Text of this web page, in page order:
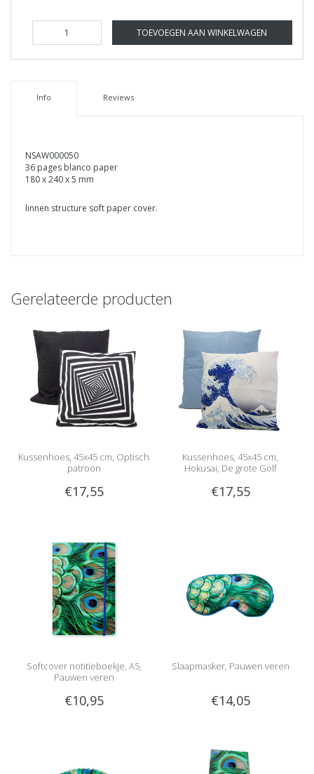
TOEVOEGEN AAN WINKELWAGEN
Info Reviews
NSAW000050
36 pages blanco paper
180 x 240 x 5 mm
linnen structure soft paper cover.
Gerelateerde producten
Kussenhoes, 45x45 cm, Optisch
patroon
€17,55
Kussenhoes, 45x45 cm,
Hokusai, De grote Golf
€17,55
Softcover notitieboekje, A5,
Pauwen veren
€10,95
Slaapmasker, Pauwen veren
€14,05